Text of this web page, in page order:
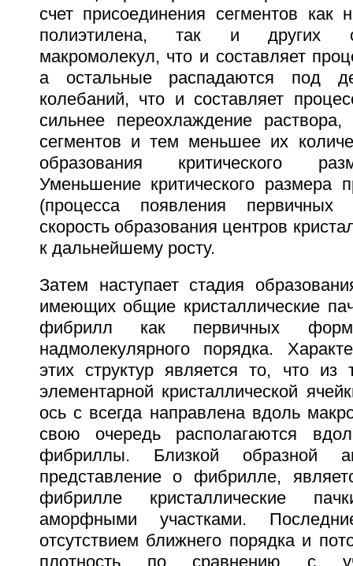
счет присоединения сегментов как
полиэтилена, так и других
макромолекул, что и составляет
а остальные распадаются под
колебаний, что и составляет
сильнее переохлаждение
сегментов и тем меньшее их
образования критического
Уменьшение критического размера
(процесса появления первичных
скорость образования центров
к дальнейшему росту.
Затем наступает стадия
имеющих общие кристаллические
фибрилл как первичных форм
надмолекулярного порядка.
этих структур является то, что
элементарной кристаллической
ось с всегда направлена вдоль
свою очередь располагаются
фибриллы. Близкой образной
представление о фибрилле,
фибрилле кристаллические
аморфными участками.
отсутствием ближнего порядка и